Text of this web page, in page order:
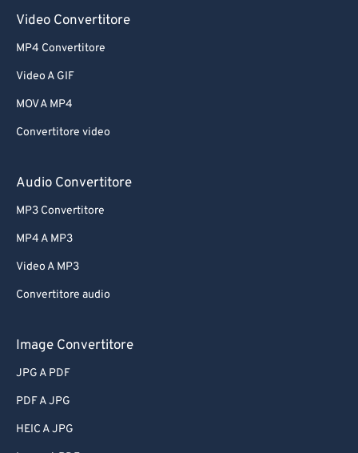
Video Convertitore
MP4 Convertitore
Video A GIF
MOV A MP4
Convertitore video
Audio Convertitore
MP3 Convertitore
MP4 A MP3
Video A MP3
Convertitore audio
Image Convertitore
JPG A PDF
PDF A JPG
HEIC A JPG